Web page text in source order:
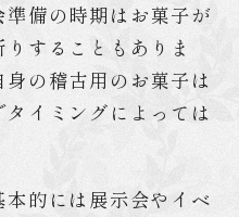
備の時期はお菓子が
することもありま
の稽古用のお菓子は
イミングによっては
本的には展示会やイベ